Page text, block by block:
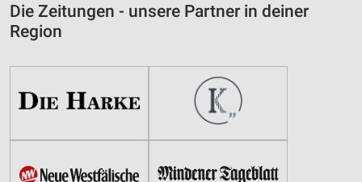
Die Zeitungen - unsere Partner in deiner
Region